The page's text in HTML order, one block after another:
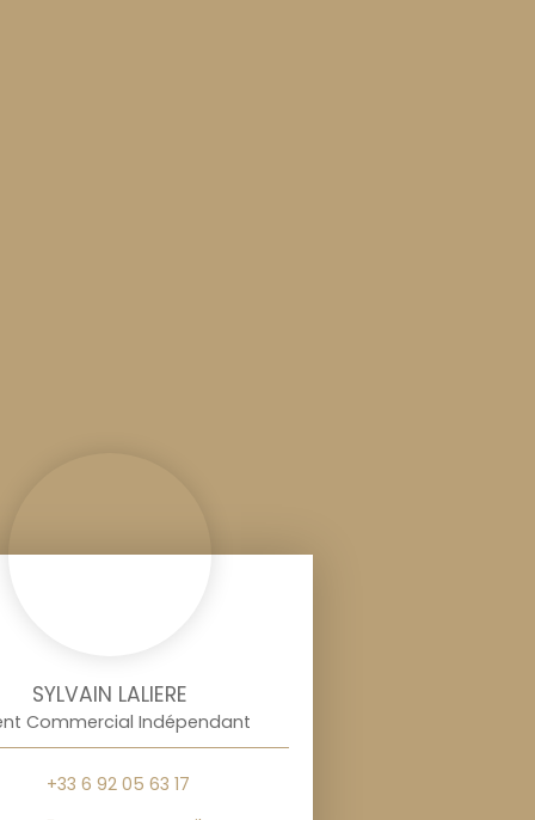
SYLVAIN LALIERE
Commercial Indépendant
+33 6 92 05 63 17